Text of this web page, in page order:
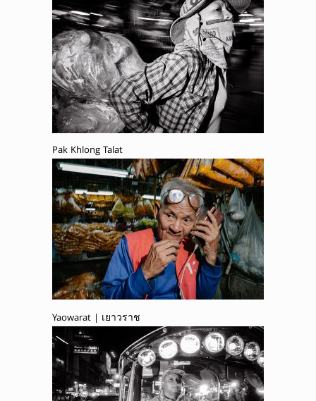
Pak Khlong Talat
Yaowarat | เยาวราช